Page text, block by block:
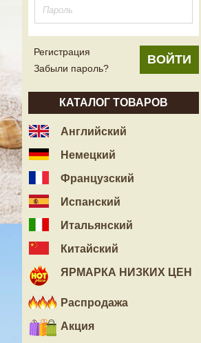
Регистрация
Забыли пароль?
КАТАЛОГ ТОВАРОВ
Английский
Немецкий
Французский
Испанский
Итальянский
Китайский
ЯРМАРКА НИЗКИХ ЦЕН
Распродажа
Акция